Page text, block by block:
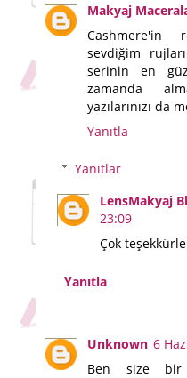
Makyaj
Cashmere'in
sevdiğim
serinin en
zamanda
yazılarınızı da
Yanıtla
Yanıtlar
LensMakyaj
23:09
Çok
Yanıtla
Unknown 6
Ben size bir